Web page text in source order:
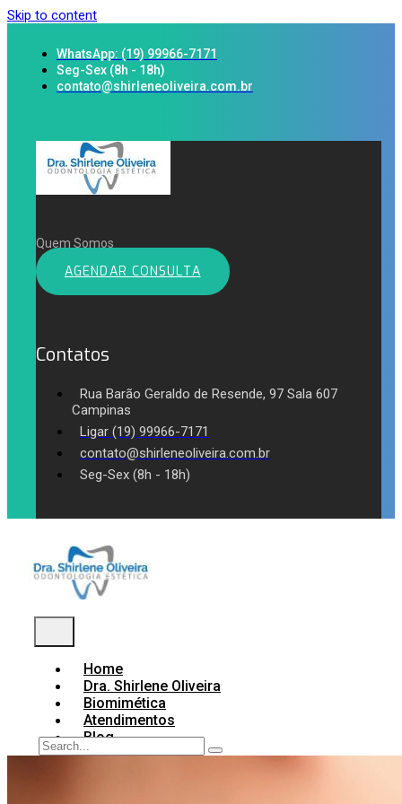
Skip to content
WhatsApp: (19) 99966-7171
Seg-Sex (8h - 18h)
contato@shirleneoliveira.com.br
Quem Somos
AGENDAR CONSULTA
Contatos
Rua Barão Geraldo de Resende, 97 Sala 607
Campinas
Ligar (19) 99966-7171
contato@shirleneoliveira.com.br
Seg-Sex (8h - 18h)
Home
Dra. Shirlene Oliveira
Biomimética
Atendimentos
Blog
Contato